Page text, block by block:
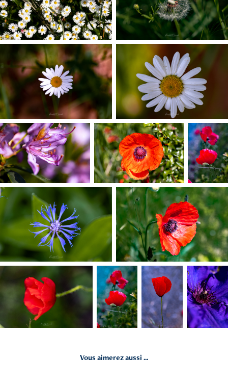
Vous aimerez aussi ...